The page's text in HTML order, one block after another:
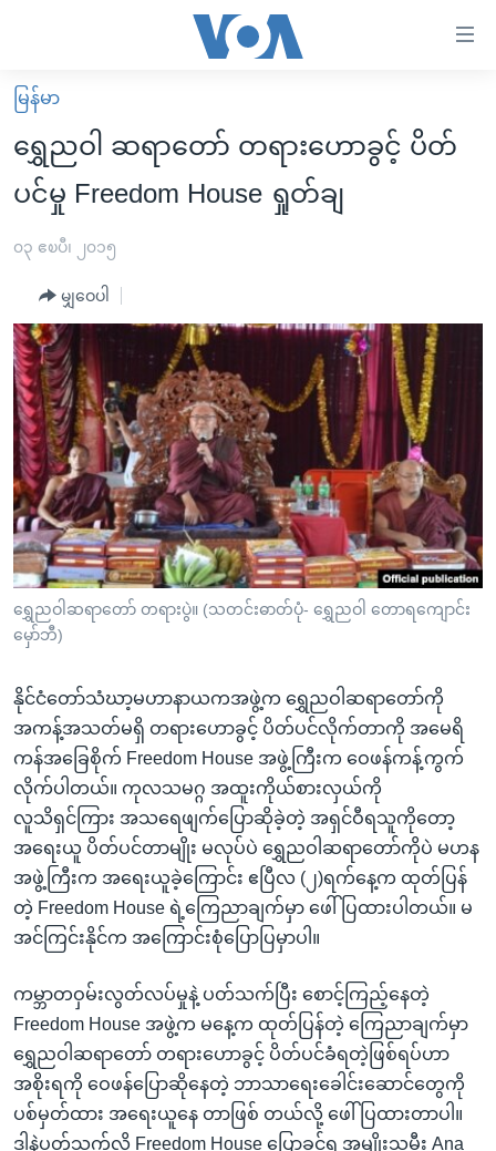
လွယ်ကူ
စေ
သည့်
များ
အကြောင်းအရာ
သို့
ကျော်
ကြည့်
ရန်
ပင်မ
အ
ညွန်း
စာမျက်နှာ
သို့
ကျော်
ကြည့်
ရှာဖွေ
နေရာ
ကျော်
မူလစာမျက်နှာ
မြန်မာ
ကမ္ဘာ့သတင်းများ
နိုင်ငံတကာ
အစ္စရေး-ပါလက်စတိုင်း
ဗွီဒီယို
ရပ်ဝန်းတခု လမ်းတခု အလွန်
အင်္ဂလိပ်စာလေ့လာမယ်
အမေရိကန်သုံးအီဒီယံ
မကြေးမုံရဲ့ အင်္ဂလိပ်စာ
ရုပ်ရှင်ထဲက အင်္ဂလိပ်စာ
သုတပဒေသာ အင်္ဂလိပ်စာ
အပတ်စဉ်ကဏ္ဍများ
ရေဒီယို
တီဗွီ
ရေဒီယိုနှင့်ရုပ်သံ အချက်အလက်များ
ရေဒီယို/တီဗွီအစီအစဉ်
Learning English
ဗွီအိုအေ လူမှုကွန်ယက်များ
ဘာသာစကားများ
မြန်မာ
ရွှေညဝါ ဆရာတော် တရားဟောခွင့် ပိတ်
ပင်မှု Freedom House ရှုတ်ချ
၀၃ ဧၿပီ၊ ၂၀၁၅
မျှဝေပါ
ရွှေညဝါဆရာတော် တရားပွဲ။ (သတင်းဓာတ်ပုံ- ရွှေညဝါ တောရကျောင်း
မှော်ဘီ)
နိုင်ငံတော်သံဃာ့မဟာနာယကအဖွဲ့က ရွှေညဝါဆရာတော်ကို
အကန့်အသတ်မရှိ တရားဟောခွင့် ပိတ်ပင်လိုက်တာကို အမေရိ
ကန်အခြေစိုက် Freedom House အဖွဲ့ကြီးက ဝေဖန်ကန့်ကွက်
လိုက်ပါတယ်။ ကုလသမဂ္ဂ အထူးကိုယ်စားလှယ်ကို
လူသိရှင်ကြား အသရေဖျက်ပြောဆိုခဲ့တဲ့ အရှင်ဝီရသူကိုတော့
အရေးယူ ပိတ်ပင်တာမျိုး မလုပ်ပဲ ရွှေညဝါဆရာတော်ကိုပဲ မဟန
အဖွဲ့ကြီးက အရေးယူခဲ့ကြောင်း ဧပြီလ (၂)ရက်နေ့က ထုတ်ပြန်
တဲ့ Freedom House ရဲ့ကြေညာချက်မှာ ဖေါ်ပြထားပါတယ်။ မ
အင်ကြင်းနိုင်က အကြောင်းစုံပြောပြမှာပါ။
ကမ္ဘာတဝှမ်းလွတ်လပ်မှုနဲ့ ပတ်သက်ပြီး စောင့်ကြည့်နေတဲ့
Freedom House အဖွဲ့က မနေ့က ထုတ်ပြန်တဲ့ ကြေညာချက်မှာ
ရွှေညဝါဆရာတော် တရားဟောခွင့် ပိတ်ပင်ခံရတဲ့ဖြစ်ရပ်ဟာ
အစိုးရကို ဝေဖန်ပြောဆိုနေတဲ့ ဘာသာရေးခေါင်းဆောင်တွေကို
ပစ်မှတ်ထား အရေးယူနေ တာဖြစ် တယ်လို့ ဖေါ်ပြထားတာပါ။
ဒါနဲ့ပတ်သက်လို့ Freedom House ပြောခွင့်ရ အမျိုးသမီး Ana